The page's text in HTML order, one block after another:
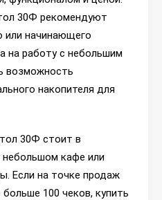
30Ф рекомендуют
или начинающего
на работу с небольшим
возможность
накопителя для
30Ф стоит в
небольшом кафе или
Если на точке продаж
100 чеков, купить